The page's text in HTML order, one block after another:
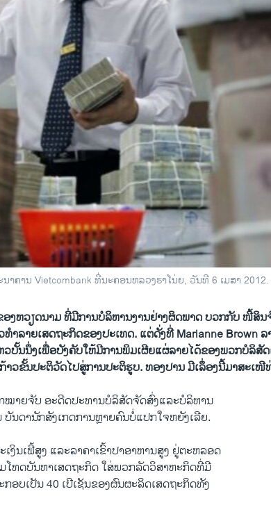
ຄານ Vietcombank ທີ່ນະຄອນຫລວງຮາໂນ່ຍ, ວັນທີ 6 ເມສາ 2012.
ງຫວຽດນາມ ​ທີ່​ມີ​​ການ​ບໍລິຫານງານ​ຢ່າງ​ຜິດພາດ​ ບວກກັບ ໜີ້​ສິນ
າລາຍເສ​ດຖະກິດ​ຂອງ​ປະ​ເທດ. ແຕ່​ດັ່ງ​ທີ່ Marianne Brown ລ
ບັ້ນ​ນຶ່ງ​ເພື່ອບັງຄັບ​ໃຫ້​ມີ​ການພິມ​ເຜີຍ​ແຜ່ລາຍ​ໄດ້ຂອງ​ພວກບໍລິສັ
າວ​ຂັ້ນ​ປະຕິວັດ​ໄປ​ສູ່​ການປະຕິ​ຮູບ. ທອງ​ປານ ມີ​​ເລຶ່ອງນີ້​ມາສະ​ເໜີ​
ໝາຍ​ຈັບ​ ອະດີດ​ປະທານ​ບໍລິສັດຈັດສົ່ງແລະບໍລິຫານ​
ບັນດາ​ນັກ​ສັງ​ເກດ​ການ​ຫຼາ​ຍຄົນ​ບໍ່​ແປກ​ໃຈຫຍັງເລີຍ.
ງິນ​ເຟີ້ສູງ ​ແລະ​ລາຄາ​ເຂົ້າປາ​ອາຫານ​ສູງ​ ຢູ່​ຕະຫລອດ
ທດ​ບັນຫາ​ເສດຖະກິດ ​ໃສ່ພວກລັດ​ວິ​ສາ​ຫະກິດ​ທີ່​ມີ
ບ​ເປັນ 40 ​ເປີ​ເຊັນ​ຂອງຜົນ​ຜະລິດ​ເສດຖະກິດທັງ​